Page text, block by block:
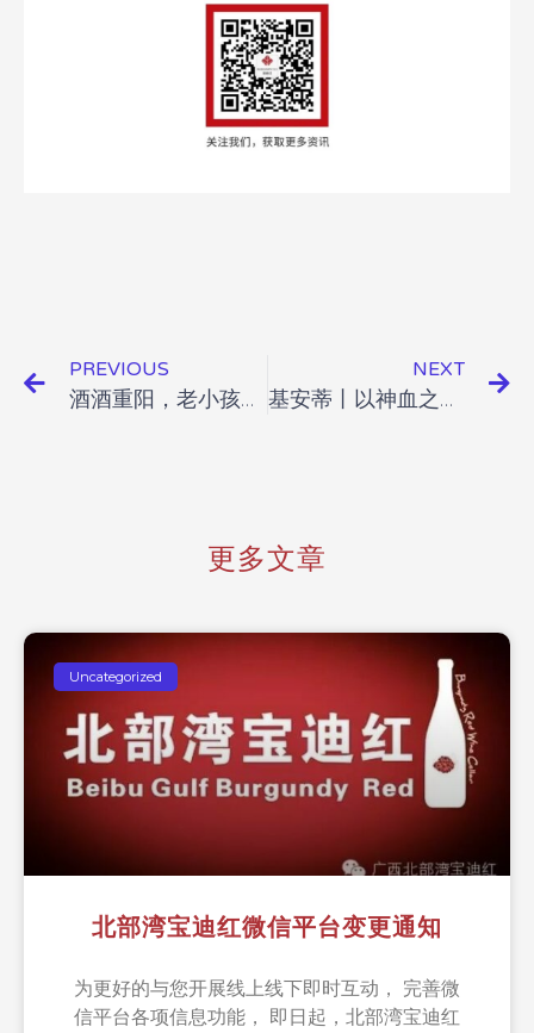
PREVIOUS
酒酒重阳，老小孩也爱的酒界精英！
NEXT
基安蒂丨以神血之名，采摘桑娇维塞
更多文章
Uncategorized
北部湾宝迪红微信平台变更通知
为更好的与您开展线上线下即时互动， 完善微
信平台各项信息功能， 即日起，北部湾宝迪红